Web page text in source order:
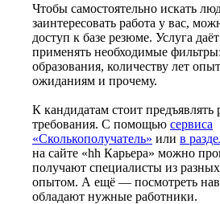
Чтобы самостоятельно искать
заинтересовать работа у вас,
доступ к базе резюме. Услуга
применять необходимые
образования, количеству лет
ожиданиям и прочему.
К кандидатам стоит предъявлять
требования. С помощью сервиса
«Сколькополучатель» или в
на сайте «hh Карьера» можно
получают специалисты из
опытом. А ещё — посмотреть
обладают нужные работники.